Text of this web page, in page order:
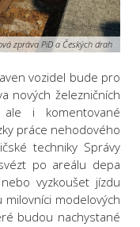
zpráva PiD a Českých drah
vozidel bude pro
nových železničních
i komentované
práce nehodového
techniky Správy
po areálu depa
vyzkoušet jízdu
modelových
budou nachystané